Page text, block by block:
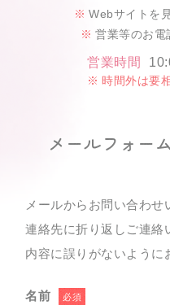
Webサイトを
営業等のお電
営業時間
時間外は要
メールフォー
メールからお問い合わせ
連絡先に折り返しご連絡
内容に誤りがないように
名前 必須